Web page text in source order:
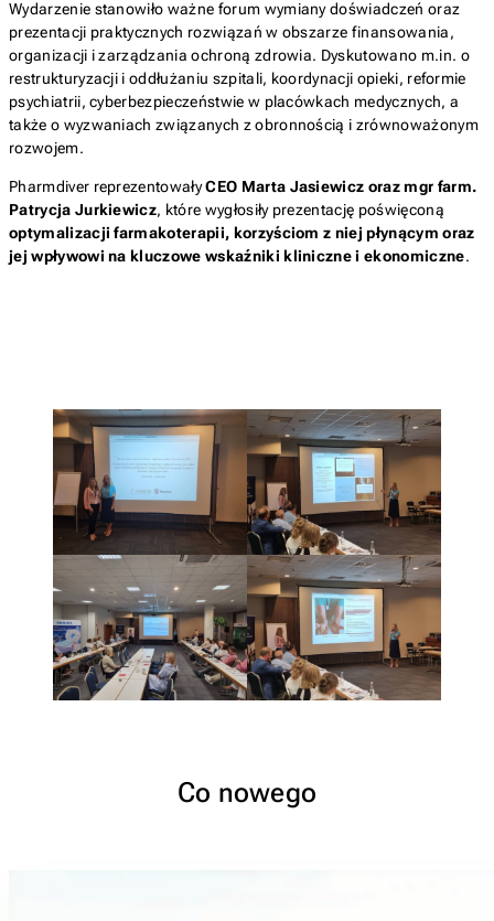
Wydarzenie stanowiło ważne forum wymiany doświadczeń oraz
prezentacji praktycznych rozwiązań w obszarze finansowania,
organizacji i zarządzania ochroną zdrowia. Dyskutowano m.in. o
restrukturyzacji i oddłużaniu szpitali, koordynacji opieki, reformie
psychiatrii, cyberbezpieczeństwie w placówkach medycznych, a
także o wyzwaniach związanych z obronnością i zrównoważonym
rozwojem.
Pharmdiver reprezentowałyCEO Marta Jasiewicz oraz mgr farm.
Patrycja Jurkiewicz, które wygłosiły prezentację poświęconą
optymalizacji farmakoterapii, korzyściom z niej płynącym oraz
jej wpływowi na kluczowe wskaźniki kliniczne i ekonomiczne.
Co nowego